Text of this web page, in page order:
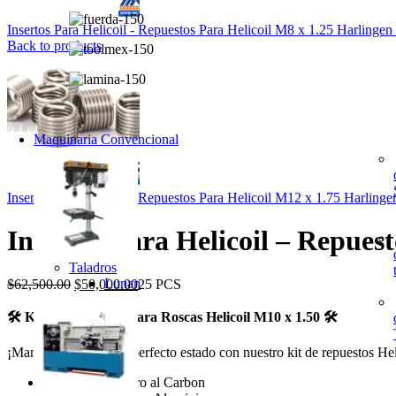
Maquinaria Convencional
Taladros
Lunan
Insertos Para Helicoil - Repuestos Para Helicoil M8 x 1.25 Harlingen
Back to products
Insertos Para Helicoil - Repuestos Para Helicoil M12 x 1.75
Insertos Para Helicoil –
$62,500.00 El
original
era:
$62,500.00.
$50,000.00El
actual
$50,000.00.
25 PCS
🛠️ Kit de Repuestos para Roscas Helicoil M10 x 1.50 🛠️
¡Mantén tus roscas en perfecto estado con nuestro kit de repuestos
Fundición – Acero al Carbon